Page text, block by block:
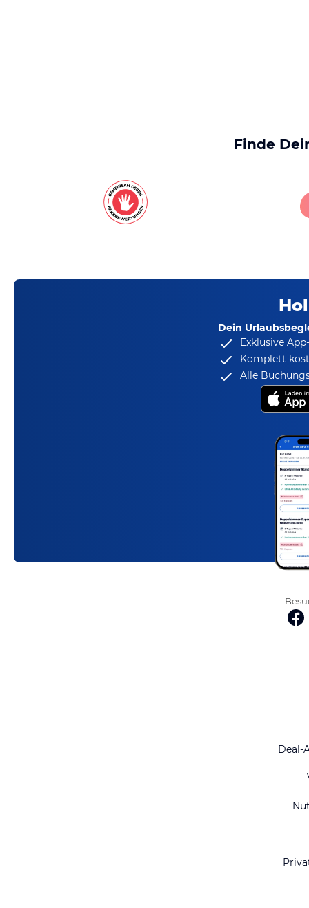
Finde
Dein
Exklusive
Komplett
Alle
Deal-